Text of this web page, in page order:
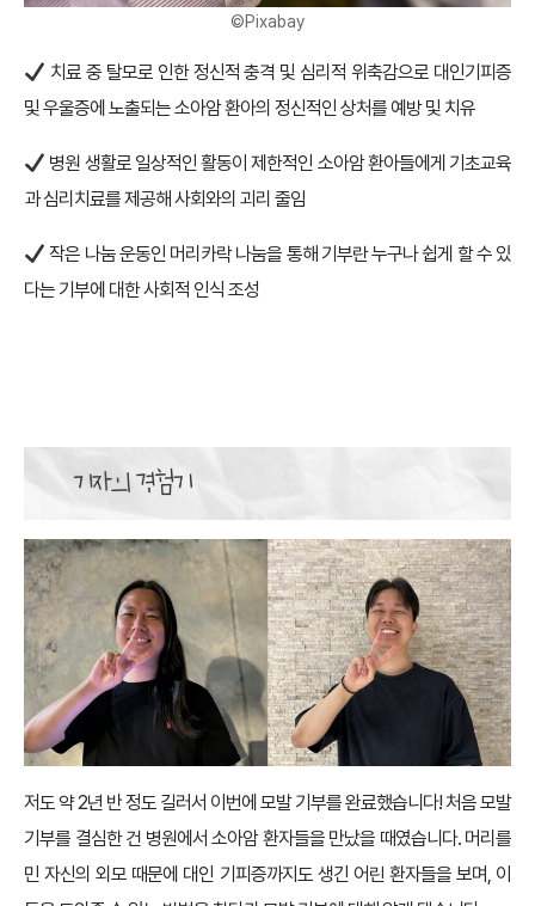
©Pixabay
치료 중 탈모로 인한 정신적 충격 및 심리적 위축감으로 대인기피증
및 우울증에 노출되는 소아암 환아의 정신적인 상처를 예방 및 치유
병원 생활로 일상적인 활동이 제한적인 소아암 환아들에게 기초교육
과 심리치료를 제공해 사회와의 괴리 줄임
작은 나눔 운동인 머리카락 나눔을 통해 기부란 누구나 쉽게 할 수 있
다는 기부에 대한 사회적 인식 조성
저도 약 2년 반 정도 길러서 이번에 모발 기부를 완료했습니다! 처음 모발
기부를 결심한 건 병원에서 소아암 환자들을 만났을 때였습니다. 머리를
민 자신의 외모 때문에 대인 기피증까지도 생긴 어린 환자들을 보며, 이